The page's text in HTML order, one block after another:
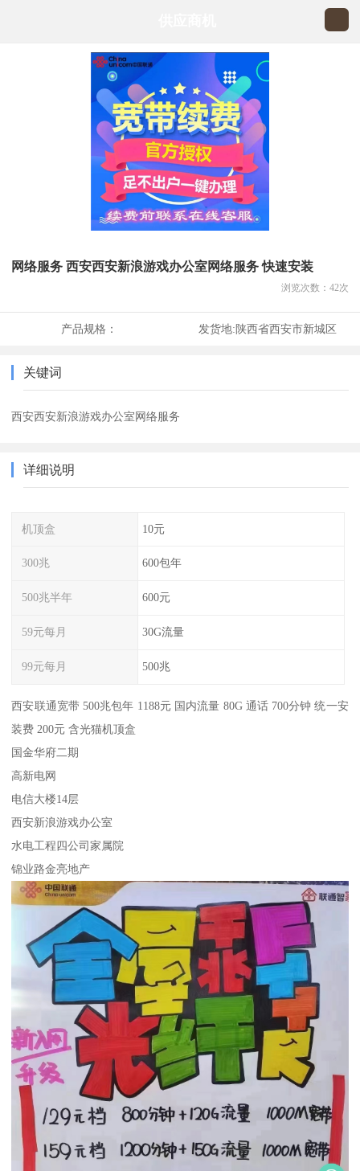
网络服务 西安西安新浪游戏办公室网络服务 快速安装
浏览次数： 42次
产品规格： 发货地:陕西省西安市新城区
关键词
西安西安新浪游戏办公室网络服务
详细说明
机顶盒 10元
300兆 600包年
500兆半年 600元
59元每月 30G流量
99元每月 500兆
西安联通宽带 500兆包年 1188元 国内流量 80G 通话 700分钟 统一安
装费 200元 含光猫机顶盒
国金华府二期
高新电网
电信大楼14层
西安新浪游戏办公室
水电工程四公司家属院
锦业路金亮地产